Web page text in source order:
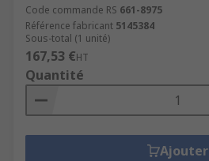
Code commande RS 661-8975
Référence fabricant 5145384
Sous-total (1 unité)
167,53 €HT
Quantité
Ajouter